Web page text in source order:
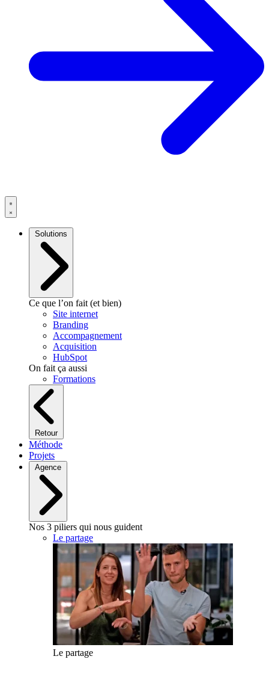
Solutions
Ce que l’on fait (et bien)
Site internet
Branding
Accompagnement
Acquisition
HubSpot
On fait ça aussi
Formations
Retour
Méthode
Projets
Agence
Nos 3 piliers qui nous guident
Le partage
Le partage